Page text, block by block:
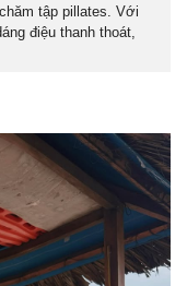
tập pillates. Với
điệu thanh thoát,